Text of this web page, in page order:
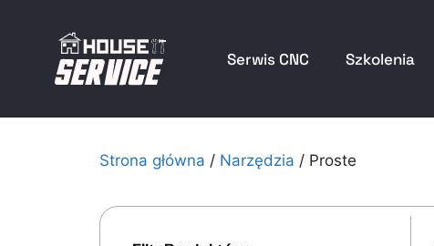
Serwis CNC Szkolenia
Strona główna / Narzędzia / Proste